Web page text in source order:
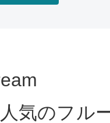
気のフル